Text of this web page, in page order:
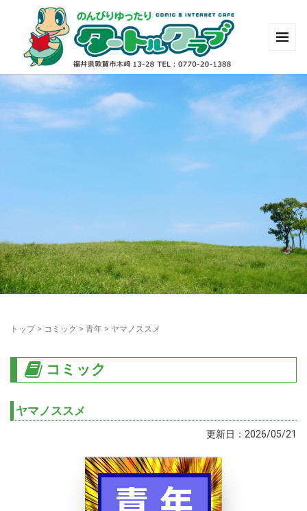
トップ> コミック > 青年 > ヤマノススメ
コミック
ヤマノススメ
更新日：2026/05/21